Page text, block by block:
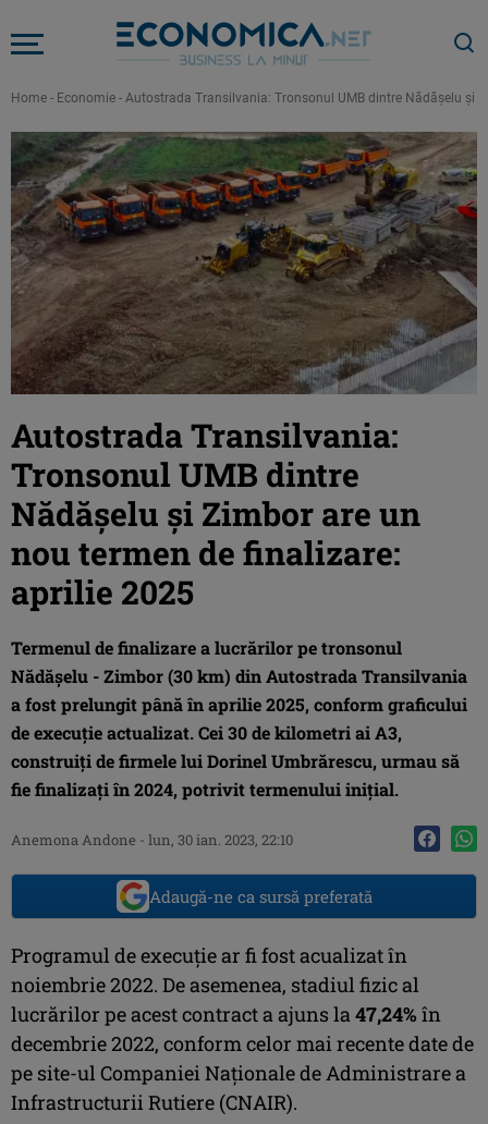
Home - Economie - Autostrada Transilvania: Tronsonul UMB dintre Nădășelu și
Autostrada Transilvania:
Tronsonul UMB dintre
Nădășelu și Zimbor are un
nou termen de finalizare:
aprilie 2025
Termenul de finalizare a lucrărilor pe tronsonul
Nădășelu - Zimbor (30 km) din Autostrada Transilvania
a fost prelungit până în aprilie 2025, conform graficului
de execuție actualizat. Cei 30 de kilometri ai A3,
construiți de firmele lui Dorinel Umbrărescu, urmau să
fie finalizați în 2024, potrivit termenului inițial.
Anemona Andone - lun, 30 ian. 2023, 22:10
Adaugă-ne ca sursă preferată
Programul de execuție ar fi fost acualizat în
noiembrie 2022. De asemenea, stadiul fizic al
lucrărilor pe acest contract a ajuns la47,24% în
decembrie 2022, conform celor mai recente date de
pe site-ul Companiei Naționale de Administrare a
Infrastructurii Rutiere (CNAIR).